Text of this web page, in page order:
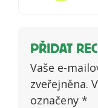
PŘIDAT
Vaše e-
zveřejněna.
označeny *